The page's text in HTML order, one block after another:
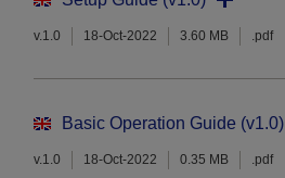
v.1.0 18-Oct-2022 3.60 MB .pdf
Basic Operation Guide (v1.0)
v.1.0 18-Oct-2022 0.35 MB .pdf